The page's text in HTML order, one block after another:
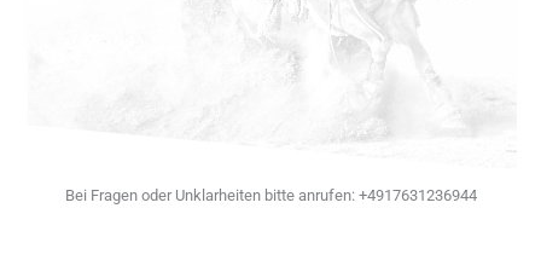
Bei Fragen oder Unklarheiten bitte anrufen: +4917631236944